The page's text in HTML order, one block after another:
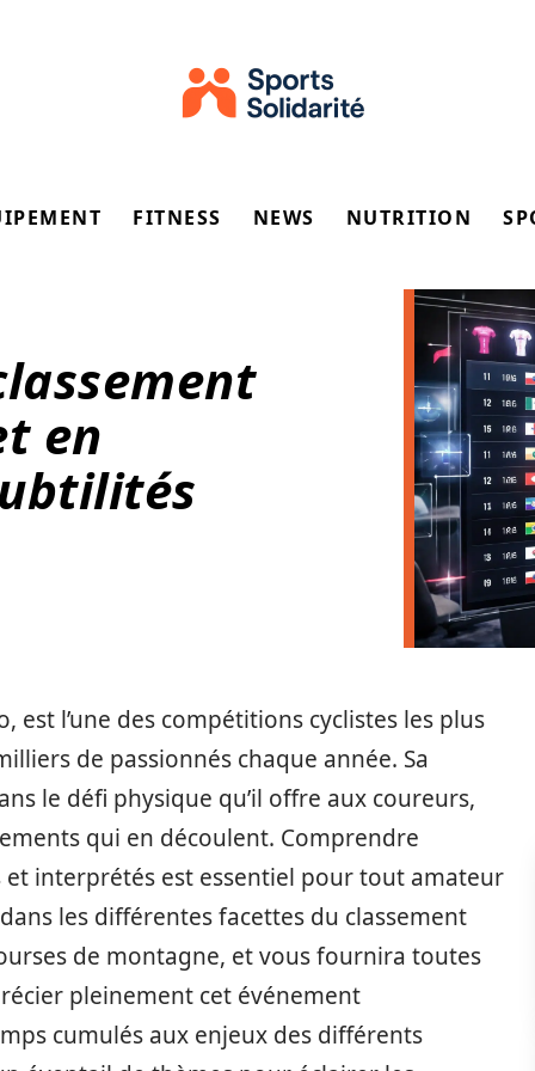
FITNESS NEWS NUTRITION
en
est l’une des compétitions cyclistes les plus
de passionnés chaque année. Sa
le défi physique qu’il offre aux coureurs,
qui en découlent. Comprendre
interprétés est essentiel pour tout amateur
les différentes facettes du classement
de montagne, et vous fournira toutes
pleinement cet événement
cumulés aux enjeux des différents